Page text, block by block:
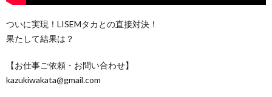
ついに実現！LISEMタカとの直接対決！
果たして結果は？
【お仕事ご依頼・お問い合わせ】
kazukiwakata@gmail.com